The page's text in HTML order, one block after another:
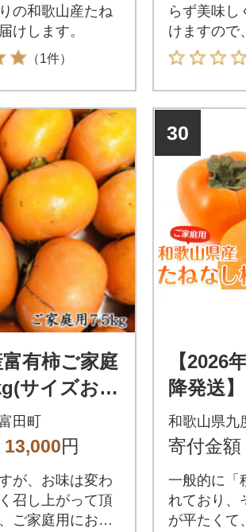
の和歌山産たね
けします。
（1件）
らず美味し
けますので
すめのお品
有柿ご家庭
サイズおま
混合)(上富
田町
13,000円
が、お味は変わ
召し上がって頂
ご家庭用におす
30
【2026
降発送
平核無
用】 約
和歌山県九
寄付金額
一般的に「
れており、
が平たくて